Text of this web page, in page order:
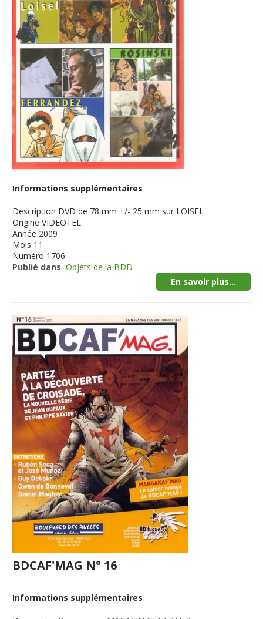
Informations supplémentaires
Description DVD de 78 mm +/- 25 mm sur LOISEL
Origine VIDEOTEL
Année 2009
Mois 11
Numéro 1706
Publié dans Objets de la BDD
En savoir plus...
BDCAF'MAG N° 16
Informations supplémentaires